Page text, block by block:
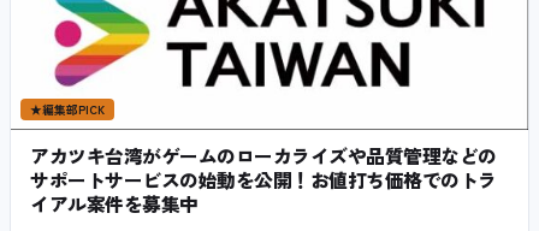
★編集部PICK
アカツキ台湾がゲームのローカライズや品質管理などの
サポートサービスの始動を公開！お値打ち価格でのトラ
イアル案件を募集中